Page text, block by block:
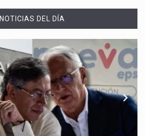
NOTICIAS DEL DÍA